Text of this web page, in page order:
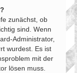
zunächst, ob
sind. Wenn
Administrator,
wurdest. Es ist
mit der
lösen muss.